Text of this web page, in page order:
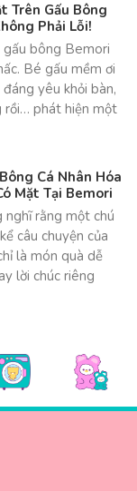
Trên Gấu Bông
Phải Lỗi!
bông Bemori
Bé gấu mềm ơi
yêu khỏi bàn,
rồi… phát hiện một
Cá Nhân Hóa
Mặt Tại Bemori
nghĩ rằng một chú
câu chuyện của
là món quà dễ
lời chúc riêng